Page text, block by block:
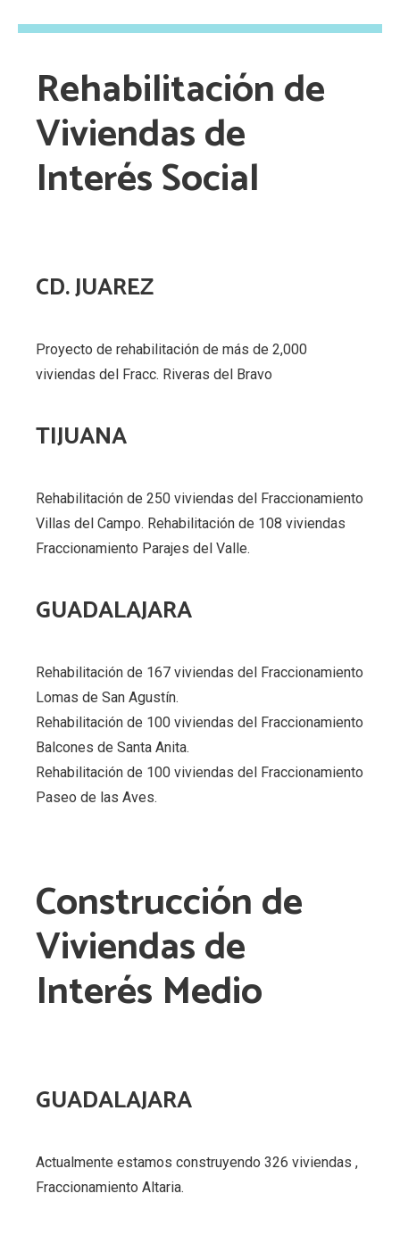
Rehabilitación de
Viviendas de
Interés Social
CD. JUAREZ
Proyecto de rehabilitación de más de 2,000
viviendas del Fracc. Riveras del Bravo
TIJUANA
Rehabilitación de 250 viviendas del Fraccionamiento
Villas del Campo. Rehabilitación de 108 viviendas
Fraccionamiento Parajes del Valle.
GUADALAJARA
Rehabilitación de 167 viviendas del Fraccionamiento
Lomas de San Agustín.
Rehabilitación de 100 viviendas del Fraccionamiento
Balcones de Santa Anita.
Rehabilitación de 100 viviendas del Fraccionamiento
Paseo de las Aves.
Construcción de
Viviendas de
Interés Medio
GUADALAJARA
Actualmente estamos construyendo 326 viviendas ,
Fraccionamiento Altaria.